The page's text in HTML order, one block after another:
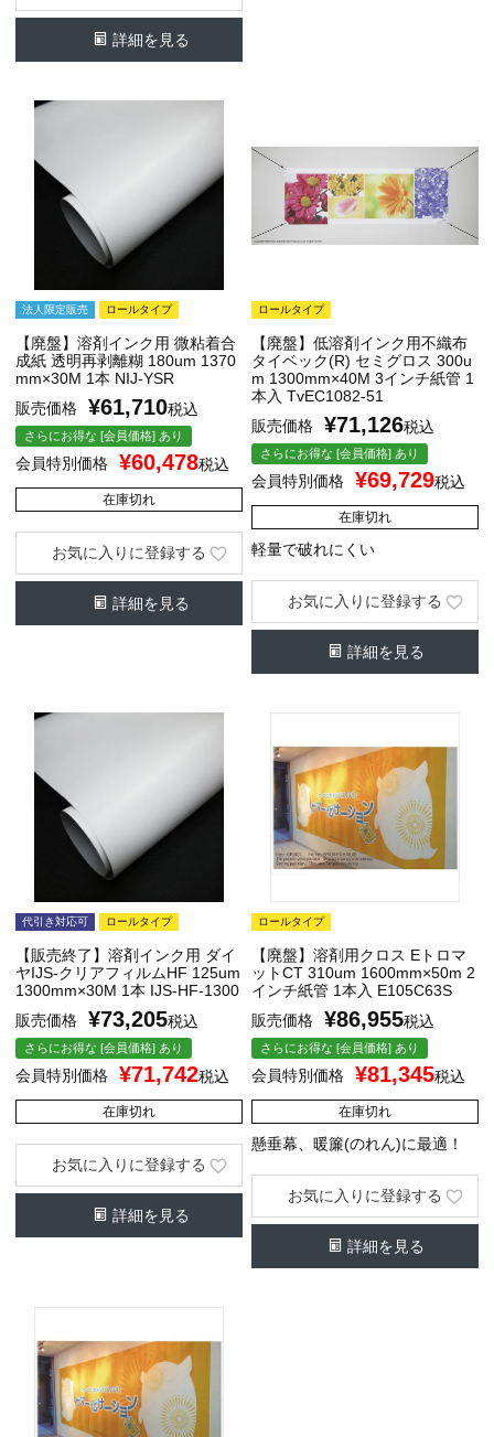
詳細を見る
法人限定販売 ロールタイプ
【廃盤】溶剤インク用 微粘着合
成紙 透明再剥離糊 180um 1370
mm×30M 1本 NIJ-YSR
販売価格
¥61,710税込
さらにお得な [会員価格] あり
会員特別価格 ¥60,478税込
在庫切れ
詳細を見る
お気に入りに登録する
ロールタイプ
【廃盤】低溶剤インク用不織布
タイベック(R) セミグロス 300u
m 1300mm×40M 3インチ紙管 1
本入 TvEC1082-51
販売価格
¥71,126税込
さらにお得な [会員価格] あり
会員特別価格 ¥69,729税込
在庫切れ
軽量で破れにくい
詳細を見る
お気に入りに登録する
代引き対応可 ロールタイプ
【販売終了】溶剤インク用 ダイ
ヤIJS-クリアフィルムHF 125um
1300mm×30M 1本 IJS-HF-1300
販売価格
¥73,205税込
さらにお得な [会員価格] あり
会員特別価格 ¥71,742税込
在庫切れ
詳細を見る
お気に入りに登録する
ロールタイプ
【廃盤】溶剤用クロス Eトロマ
ットCT 310um 1600mm×50m 2
インチ紙管 1本入 E105C63S
販売価格
¥86,955税込
さらにお得な [会員価格] あり
会員特別価格 ¥81,345税込
在庫切れ
懸垂幕、暖簾(のれん)に最適！
詳細を見る
お気に入りに登録する